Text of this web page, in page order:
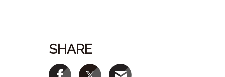
SHARE